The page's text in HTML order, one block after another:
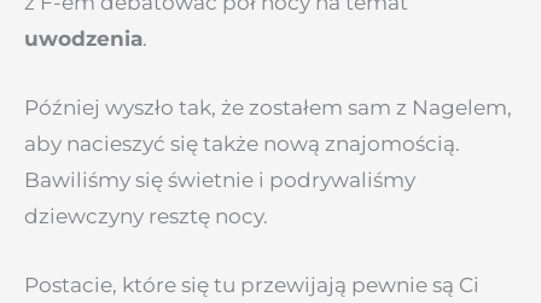
uwodzenia.
Później wyszło tak, że zostałem sam z Nagelem,
aby nacieszyć się także nową znajomością.
Bawiliśmy się świetnie i podrywaliśmy
dziewczyny resztę nocy.
Postacie, które się tu przewijają pewnie są Ci